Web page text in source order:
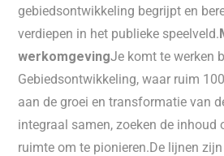
gebiedsontwikkeling begrijpt en
verdiepen in het publieke speelveld.
werkomgevingJe komt te werken
Gebiedsontwikkeling, waar ruim
aan de groei en transformatie van
integraal samen, zoeken de inhoud
ruimte om te pionieren.De lijnen